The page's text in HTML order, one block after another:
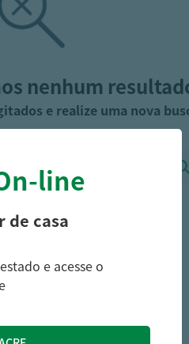
nenhum
e realize uma nova
line
de casa
e acesse o